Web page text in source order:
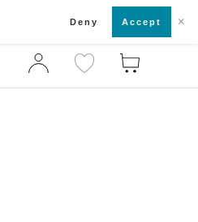
店舗一覧・来店予約
Deny Accept ×